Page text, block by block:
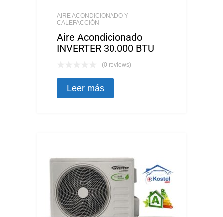
AIRE ACONDICIONADO Y
CALEFACCIÓN
Aire Acondicionado
INVERTER 30.000 BTU
(0 reviews)
Leer más